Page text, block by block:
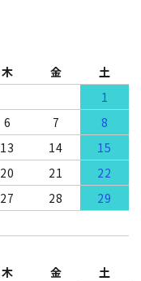
木 金
土
1
6 7
8
13 14
15
20 21
22
27 28
29
木 金
土